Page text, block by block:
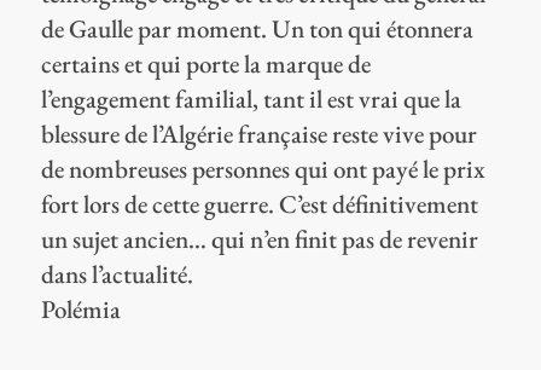
de Gaulle par moment. Un ton qui étonnera
certains et qui porte la marque de
l’engagement familial, tant il est vrai que la
blessure de l’Algérie française reste vive pour
de nombreuses personnes qui ont payé le prix
fort lors de cette guerre. C’est définitivement
un sujet ancien… qui n’en finit pas de revenir
dans l’actualité.
Polémia